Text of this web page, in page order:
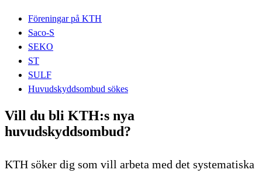
Föreningar på KTH
Saco-S
SEKO
ST
SULF
Huvudskyddsombud sökes
Vill du bli KTH:s nya
huvudskyddsombud?
KTH söker dig som vill arbeta med det systematiska